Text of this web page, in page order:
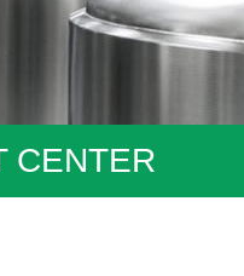
CENTER